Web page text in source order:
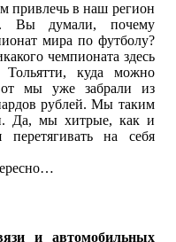
привлечь в наш регион
Вы думали, почему
мира по футболу?
чемпионата здесь
куда можно
мы уже забрали из
рублей. Мы таким
Да, мы хитрые, как и
перетягивать на себя
и автомобильных